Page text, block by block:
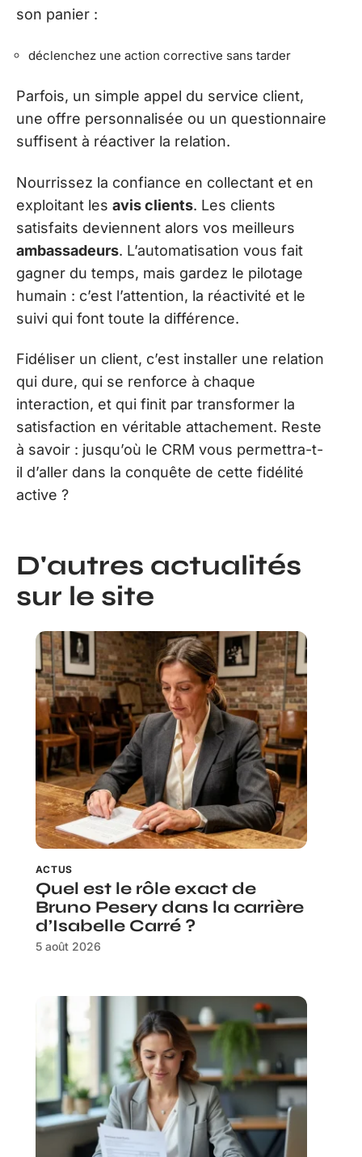
son panier :
déclenchez une action corrective sans tarder
Parfois, un simple appel du service client,
une offre personnalisée ou un questionnaire
suffisent à réactiver la relation.
Nourrissez la confiance en collectant et en
exploitant les avis clients. Les clients
satisfaits deviennent alors vos meilleurs
ambassadeurs. L’automatisation vous fait
gagner du temps, mais gardez le pilotage
humain : c’est l’attention, la réactivité et le
suivi qui font toute la différence.
Fidéliser un client, c’est installer une relation
qui dure, qui se renforce à chaque
interaction, et qui finit par transformer la
satisfaction en véritable attachement. Reste
à savoir : jusqu’où le CRM vous permettra-t-
il d’aller dans la conquête de cette fidélité
active ?
D'autres actualités
sur le site
ACTUS
Quel est le rôle exact de
Bruno Pesery dans la carrière
d’Isabelle Carré ?
5 août 2026